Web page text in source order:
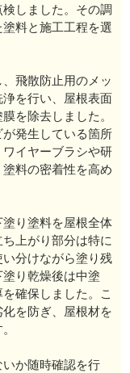
しました。その調
料と施工工程を選
飛散防止用のメッ
を行い、屋根表面
を除去しました。
発生している箇所
イヤーブラシや研
料の密着性を高め
り塗料を屋根全体
上がり部分は特に
分けながら塗り残
り乾燥後は中塗
確保しました。こ
を防ぎ、屋根材を
か随時確認を行